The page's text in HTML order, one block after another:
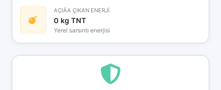
AÇIÄA ÇIKAN ENERJİ
0 kg TNT
Yerel sarsıntı enerjisi